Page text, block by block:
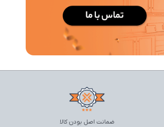
ضمانت اصل بودن کالا